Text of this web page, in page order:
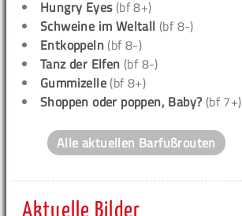
Hungry Eyes(bf 8+)
Schweine im Weltall (bf 8-)
Entkoppeln (bf 8-)
Tanz der Elfen (bf 8-)
Gummizelle (bf 8+)
Shoppen oder poppen, Baby? (bf 7+)
Alle aktuellen Barfußrouten
Aktuelle Bilder